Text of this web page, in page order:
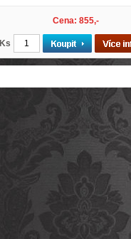
Cena: 855,-
Ks